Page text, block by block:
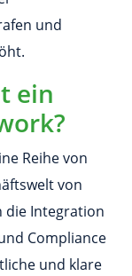
und
ein
Reihe von
von
die Integration
Compliance
und klare